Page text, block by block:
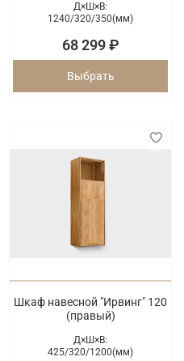
Д×Ш×В:
1240/320/350(мм)
68 299 ₽
Выбрать
Шкаф навесной "Ирвинг" 120
(правый)
Д×Ш×В:
425/320/1200(мм)